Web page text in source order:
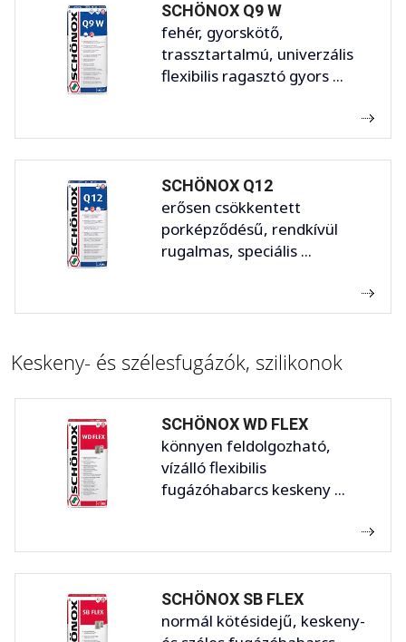
SCHÖNOX Q9 W
fehér, gyorskötő,
trassztartalmú, univerzális
flexibilis ragasztó gyors ...
SCHÖNOX Q12
erősen csökkentett
porképződésű, rendkívül
rugalmas, speciális ...
Keskeny- és szélesfugázók, szilikonok
SCHÖNOX WD FLEX
könnyen feldolgozható,
vízálló flexibilis
fugázóhabarcs keskeny ...
SCHÖNOX SB FLEX
normál kötésidejű, keskeny-